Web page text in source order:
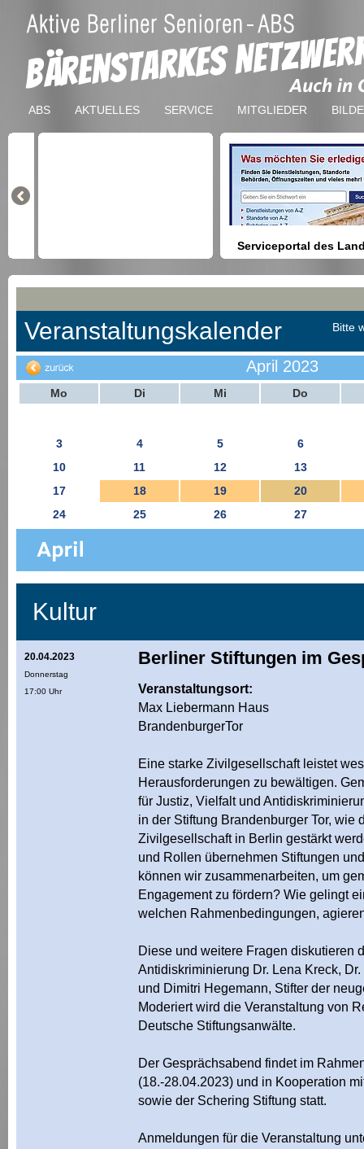
ABS AKTUELLES SERVICE MITGLIEDER
Serviceportal des
Berlin
Anmeldung bei Ämtern usw.
Veranstaltungskalender Bitte
April 2023
Mo Di Mi Do
3 4 5
6
10
11 12
13
17
18 19
20
24
25 26 27
Kultur
20.04.2023
Donnerstag
17:00 Uhr
Berliner Stiftungen im
Veranstaltungsort:
Max Liebermann Haus
BrandenburgerTor
Eine starke Zivilgesellschaft leistet
Herausforderungen zu bewältigen.
für Justiz, Vielfalt und
in der Stiftung Brandenburger Tor, wie
Zivilgesellschaft in Berlin gestärkt
und Rollen übernehmen Stiftungen
können wir zusammenarbeiten, um
Engagement zu fördern? Wie gelingt
welchen Rahmenbedingungen,
Diese und weitere Fragen diskutieren
Antidiskriminierung Dr. Lena Kreck,
und Dimitri Hegemann, Stifter der
Moderiert wird die Veranstaltung von
Deutsche Stiftungsanwälte.
Der Gesprächsabend findet im
(18.-28.04.2023) und in Kooperation
sowie der Schering Stiftung statt.
Anmeldungen für die Veranstaltung